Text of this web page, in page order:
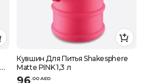
Кувшин Для Питья Shakesphere
Matte PINK 1,3 л
.00 AED